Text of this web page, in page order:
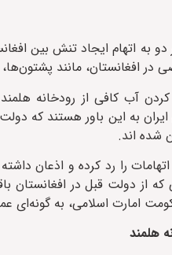
اتهام ایجاد تنش بین
در افغانستان، مانند
کردن آب کافی از رودخانه
به این باور هستند که
شده اند.
را رد کرده و اذعان
دولت قبل در افغانستان
امارت اسلامی، به گونه‌ای
هلمند